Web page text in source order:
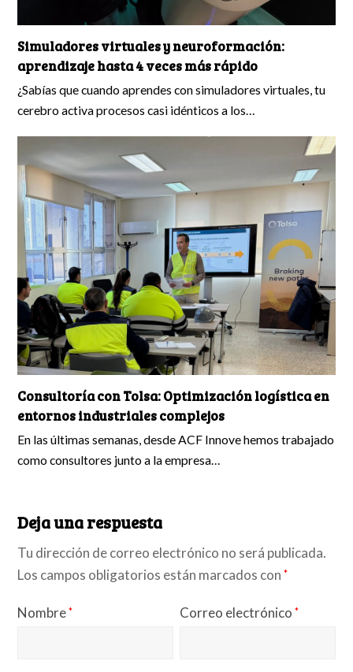
Simuladores virtuales y neuroformación:
aprendizaje hasta 4 veces más rápido
¿Sabías que cuando aprendes con simuladores virtuales, tu
cerebro activa procesos casi idénticos a los…
Consultoría con Tolsa: Optimización logística en
entornos industriales complejos
En las últimas semanas, desde ACF Innove hemos trabajado
como consultores junto a la empresa…
Deja una respuesta
Tu dirección de correo electrónico no será publicada.
Los campos obligatorios están marcados con*
Nombre* Correo electrónico*